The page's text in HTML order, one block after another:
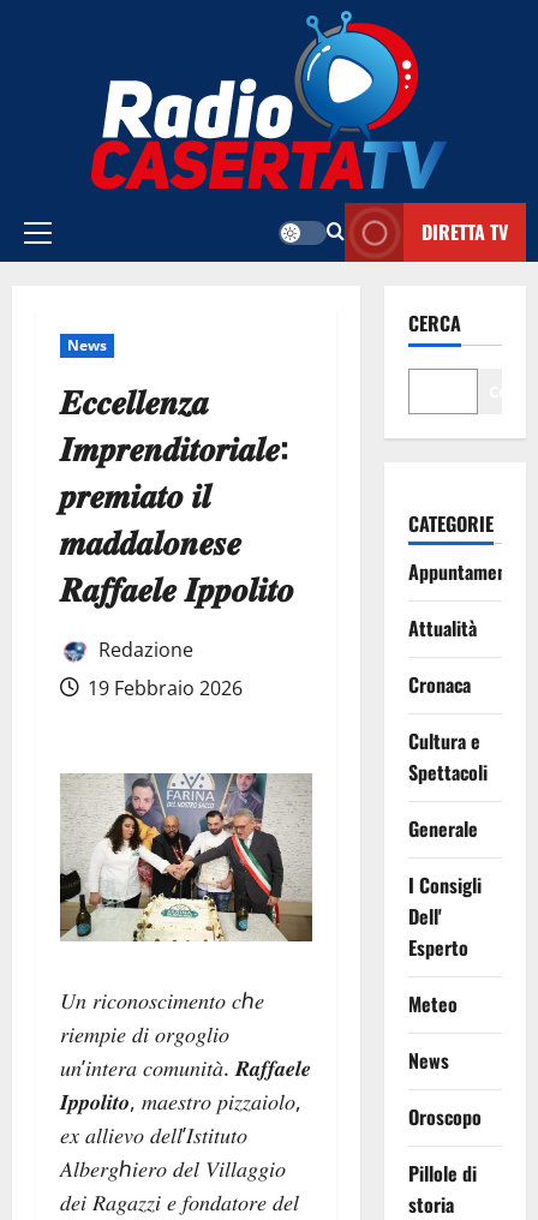
Menu
DIRETTA TV
News
𝑬𝒄𝒄𝒆𝒍𝒍𝒆𝒏𝒛𝒂
𝑰𝒎𝒑𝒓𝒆𝒏𝒅𝒊𝒕𝒐𝒓𝒊𝒂𝒍𝒆:
𝒑𝒓𝒆𝒎𝒊𝒂𝒕𝒐 𝒊𝒍
𝒎𝒂𝒅𝒅𝒂𝒍𝒐𝒏𝒆𝒔𝒆
𝑹𝒂𝒇𝒇𝒂𝒆𝒍𝒆 𝑰𝒑𝒑𝒐𝒍𝒊𝒕𝒐
Redazione
19 Febbraio 2026
𝑈𝑛 𝑟𝑖𝑐𝑜𝑛𝑜𝑠𝑐𝑖𝑚𝑒𝑛𝑡𝑜 𝑐ℎ𝑒
𝑟𝑖𝑒𝑚𝑝𝑖𝑒 𝑑𝑖 𝑜𝑟𝑔𝑜𝑔𝑙𝑖𝑜
𝑢𝑛’𝑖𝑛𝑡𝑒𝑟𝑎 𝑐𝑜𝑚𝑢𝑛𝑖𝑡𝑎̀. 𝑹𝒂𝒇𝒇𝒂𝒆𝒍𝒆
𝑰𝒑𝒑𝒐𝒍𝒊𝒕𝒐, 𝑚𝑎𝑒𝑠𝑡𝑟𝑜 𝑝𝑖𝑧𝑧𝑎𝑖𝑜𝑙𝑜,
𝑒𝑥 𝑎𝑙𝑙𝑖𝑒𝑣𝑜 𝑑𝑒𝑙𝑙’𝐼𝑠𝑡𝑖𝑡𝑢𝑡𝑜
𝐴𝑙𝑏𝑒𝑟𝑔ℎ𝑖𝑒𝑟𝑜 𝑑𝑒𝑙 𝑉𝑖𝑙𝑙𝑎𝑔𝑔𝑖𝑜
𝑑𝑒𝑖 𝑅𝑎𝑔𝑎𝑧𝑧𝑖 𝑒 𝑓𝑜𝑛𝑑𝑎𝑡𝑜𝑟𝑒 𝑑𝑒𝑙
CERCA
CATEGORIE
Appuntamenti
Attualità
Cronaca
Cultura e
Spettacoli
Generale
I Consigli
Dell'
Esperto
Meteo
News
Oroscopo
Pillole di
storia